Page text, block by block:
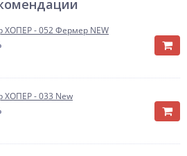
ХОПЕР - 052 Фермер NEW
ХОПЕР - 033 New